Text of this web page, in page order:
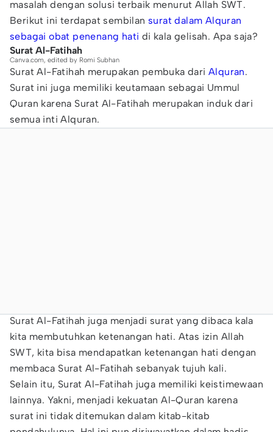
masalah dengan solusi terbaik menurut Allah SWT.
Berikut ini terdapat sembilan surat dalam Alquran
sebagai obat penenang hati di kala gelisah. Apa saja?
Surat Al-Fatihah
Canva.com, edited by Romi Subhan
Surat Al-Fatihah merupakan pembuka dari Alquran.
Surat ini juga memiliki keutamaan sebagai Ummul
Quran karena Surat Al-Fatihah merupakan induk dari
semua inti Alquran.
Surat Al-Fatihah juga menjadi surat yang dibaca kala
kita membutuhkan ketenangan hati. Atas izin Allah
SWT, kita bisa mendapatkan ketenangan hati dengan
membaca Surat Al-Fatihah sebanyak tujuh kali.
Selain itu, Surat Al-Fatihah juga memiliki keistimewaan
lainnya. Yakni, menjadi kekuatan Al-Quran karena
surat ini tidak ditemukan dalam kitab-kitab